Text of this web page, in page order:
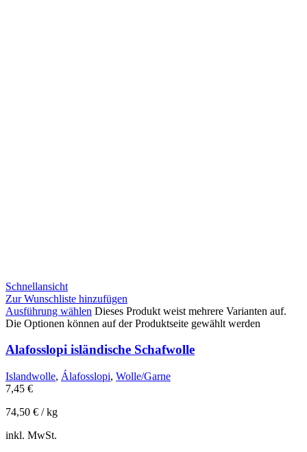
Schnellansicht
Zur Wunschliste hinzufügen
Ausführung wählen Dieses Produkt weist mehrere Varianten auf.
Die Optionen können auf der Produktseite gewählt werden
Alafosslopi isländische Schafwolle
Islandwolle, Álafosslopi, Wolle/Garne
7,45 €
74,50 € /kg
inkl. MwSt.